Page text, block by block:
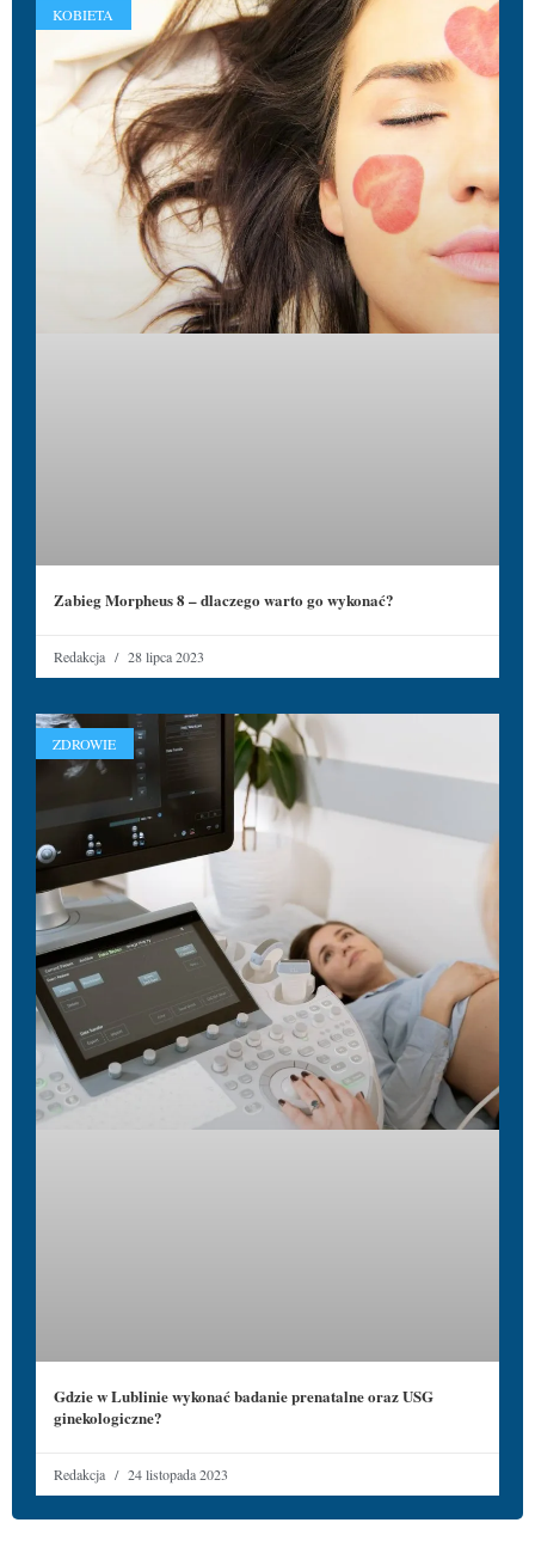
KOBIETA
Zabieg Morpheus 8 – dlaczego warto go wykonać?
Redakcja 28 lipca 2023
ZDROWIE
Gdzie w Lublinie wykonać badanie prenatalne oraz USG
ginekologiczne?
Redakcja 24 listopada 2023